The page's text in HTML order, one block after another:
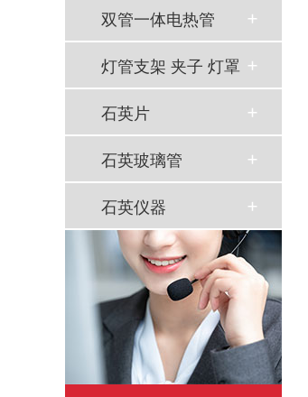
双管一体电热管
灯管支架 夹子 灯罩
石英片
石英玻璃管
石英仪器